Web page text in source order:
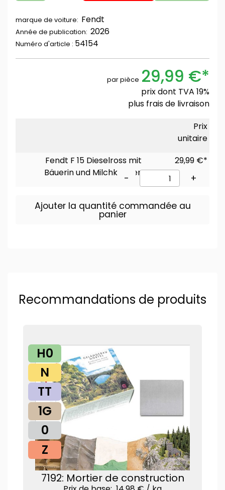
marque de voiture: Fendt
Année de publication: 2026
Numéro d'article : 54154
par pièce 29,99 €*
prix dont TVA 19%
plus frais de livraison
Prix
unitaire
Fendt F 15 Dieselross mit
Bäuerin und Milchkannen
29,99 €*
- +
Ajouter la quantité commandée au
panier
Recommandations de produits
H0
N
TT
1G
0
Z
7192: Mortier de construction